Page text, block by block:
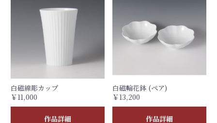
白磁線彫カップ
￥11,000
作品詳細
白磁輪花鉢 (ペア)
￥13,200
作品詳細